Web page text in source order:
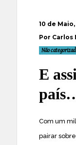
10 de Maio,
Por Carlos
Não
E
Com um
pairar